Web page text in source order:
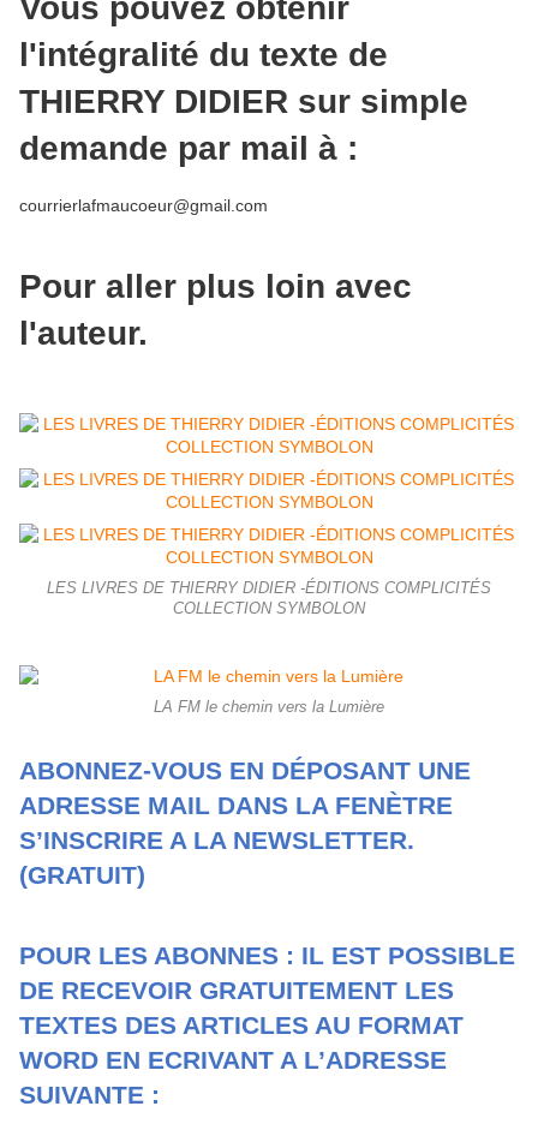
Vous pouvez obtenir
l'intégralité du texte de
THIERRY DIDIER sur simple
demande par mail à :
courrierlafmaucoeur@gmail.com
Pour aller plus loin avec
l'auteur.
LES LIVRES DE THIERRY DIDIER -ÉDITIONS COMPLICITÉS
COLLECTION SYMBOLON
LA FM le chemin vers la Lumière
ABONNEZ-VOUS EN DÉPOSANT UNE
ADRESSE MAIL DANS LA FENÈTRE
S’INSCRIRE A LA NEWSLETTER.
(GRATUIT)
POUR LES ABONNES : IL EST POSSIBLE
DE RECEVOIR GRATUITEMENT LES
TEXTES DES ARTICLES AU FORMAT
WORD EN ECRIVANT A L’ADRESSE
SUIVANTE :